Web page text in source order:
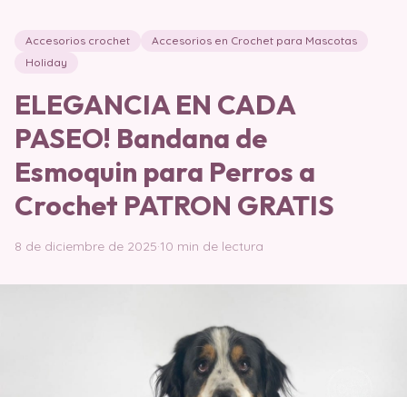
Accesorios crochet
Accesorios en Crochet para Mascotas
Holiday
ELEGANCIA EN CADA
PASEO! Bandana de
Esmoquin para Perros a
Crochet PATRON GRATIS
8 de diciembre de 2025·10 min de lectura